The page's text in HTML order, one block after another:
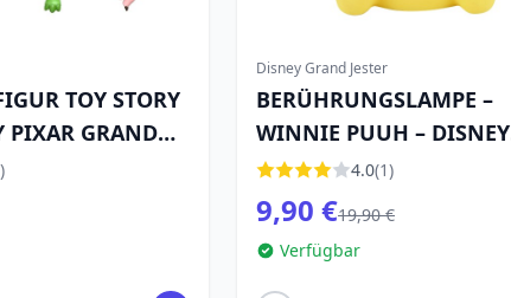
TOY STORY
PIXAR GRAND
Disney Grand Jester
BERÜHRUNGSLAMPE –
WINNIE PUUH – DISNEY
GRAND JESTER
4.0(1)
9,90 €19,90 €
Verfügbar